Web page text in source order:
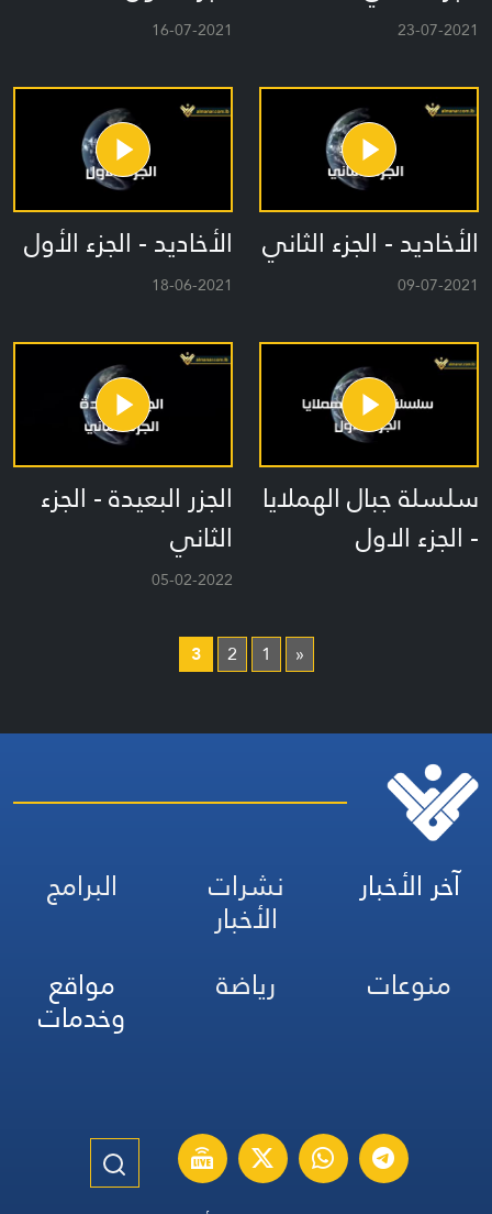
23-07-2021
16-07-2021
الأخاديد - الجزء الثاني
09-07-2021
الأخاديد - الجزء الأول
18-06-2021
سلسلة جبال الهملايا
- الجزء الاول
الجزر البعيدة - الجزء
الثاني
05-02-2022
«
1
2
3
آخر الأخبار نشرات
الأخبار
البرامج
منوعات
رياضة مواقع
وخدمات